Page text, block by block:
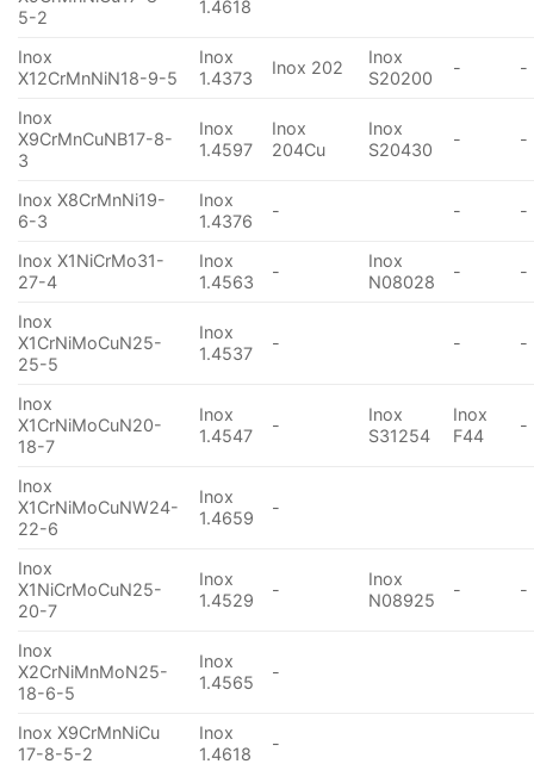
5-2
1.4618
Inox
X12CrMnNiN18-9-5
Inox
1.4373
Inox 202
Inox
S20200
- -
Inox
X9CrMnCuNB17-8-
3
Inox
1.4597
Inox
204Cu
Inox
S20430
- -
Inox X8CrMnNi19-
6-3
Inox
1.4376
- - -
Inox X1NiCrMo31-
27-4
Inox
1.4563
-
Inox
N08028
- -
Inox
X1CrNiMoCuN25-
25-5
Inox
1.4537
- - -
Inox
X1CrNiMoCuN20-
18-7
Inox
1.4547
-
Inox
S31254
Inox
F44
-
Inox
X1CrNiMoCuNW24-
22-6
Inox
1.4659
-
Inox
X1NiCrMoCuN25-
20-7
Inox
1.4529
-
Inox
N08925
- -
Inox
X2CrNiMnMoN25-
18-6-5
Inox
1.4565
-
Inox X9CrMnNiCu
17-8-5-2
Inox
1.4618
-